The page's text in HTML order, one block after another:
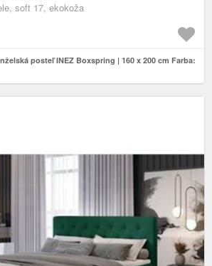
soft 17, ekokoža
posteľ INEZ Boxspring | 160 x 200 cm Farba: